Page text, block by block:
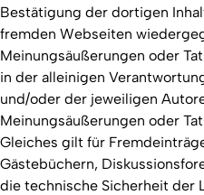
Bestätigung der dortigen
fremden Webseiten
Meinungsäußerungen oder
in der alleinigen
und/oder der jeweiligen
Meinungsäußerungen oder
Gleiches gilt für
Gästebüchern,
die technische Sicherheit der